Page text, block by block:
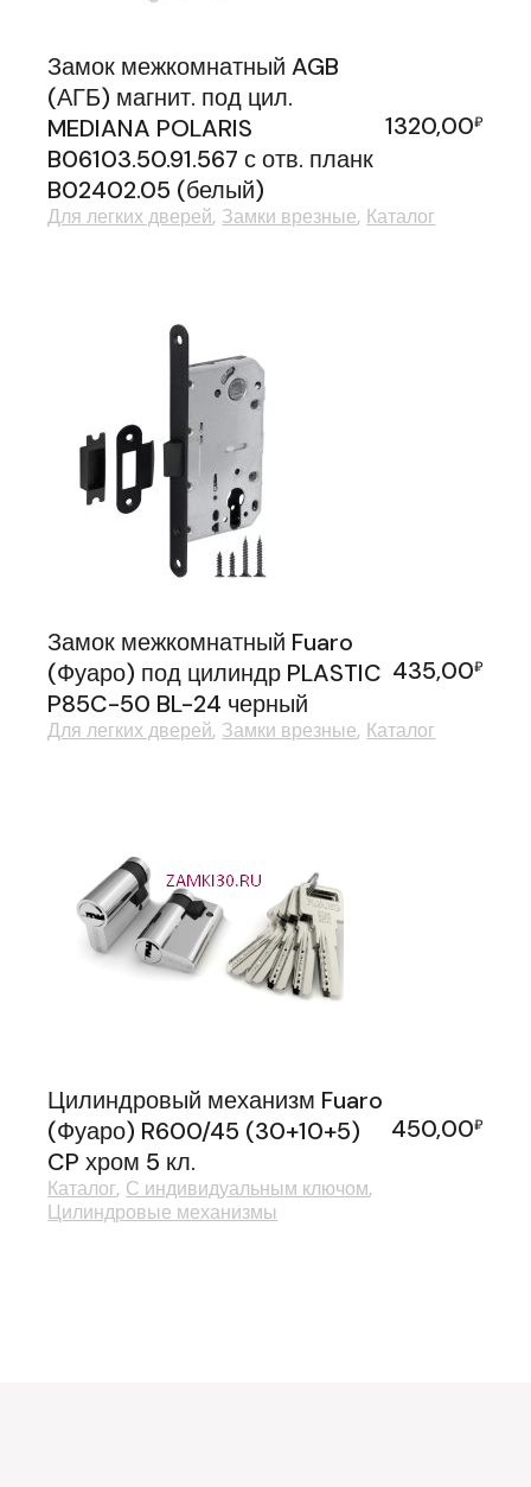
Замок межкомнатный AGB
(АГБ) магнит. под цил.
MEDIANA POLARIS
B06103.50.91.567 с отв. планк
B02402.05 (белый)
1320,00₽
Для легких дверей Замки врезные Каталог
Замок межкомнатный Fuaro
(Фуаро) под цилиндр PLASTIC
P85C-50 BL-24 черный
435,00₽
Для легких дверей Замки врезные Каталог
Цилиндровый механизм Fuaro
(Фуаро) R600/45 (30+10+5)
CP хром 5 кл.
450,00₽
Каталог С индивидуальным ключом
Цилиндровые механизмы